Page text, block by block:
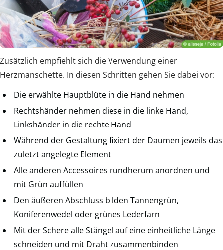
Zusätzlich empfiehlt sich die Verwendung einer
Herzmanschette. In diesen Schritten gehen Sie dabei vor:
Die erwählte Hauptblüte in die Hand nehmen
Rechtshänder nehmen diese in die linke Hand,
Linkshänder in die rechte Hand
Während der Gestaltung fixiert der Daumen jeweils das
zuletzt angelegte Element
Alle anderen Accessoires rundherum anordnen und
mit Grün auffüllen
Den äußeren Abschluss bilden Tannengrün,
Koniferenwedel oder grünes Lederfarn
Mit der Schere alle Stängel auf eine einheitliche Länge
schneiden und mit Draht zusammenbinden